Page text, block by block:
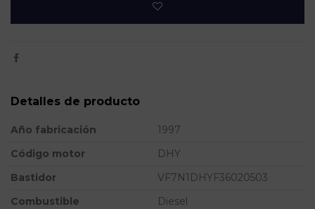
Detalles de producto
Año fabricación
1997
Código motor
DHY
Bastidor
VF7N1DHYF36020503
Combustible
Diesel